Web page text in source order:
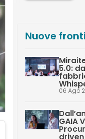
Nuove
5.0:
06 Ago
GAIA